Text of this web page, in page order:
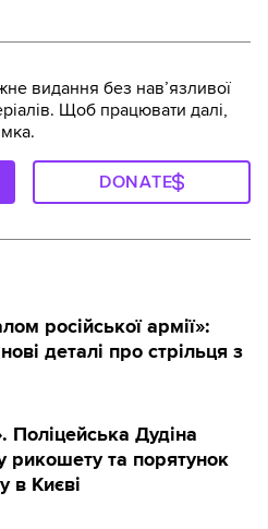
видання без навʼязливої
Щоб працювати далі,
DONATE
російської армії»:
деталі про стрільця з
Поліцейська Дудіна
рикошету та порятунок
в Києві